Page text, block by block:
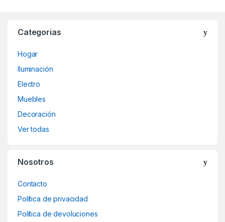
Categorias
Hogar
Iluminación
Electro
Muebles
Decoración
Ver todas
Nosotros
Contacto
Política de privacidad
Política de devoluciones